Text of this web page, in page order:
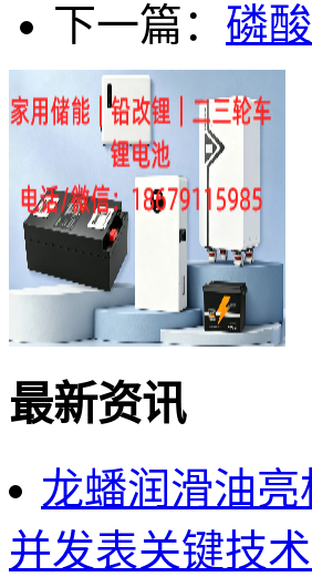
下一篇： 磷
最新资讯
龙蟠润滑油
并发表关键技